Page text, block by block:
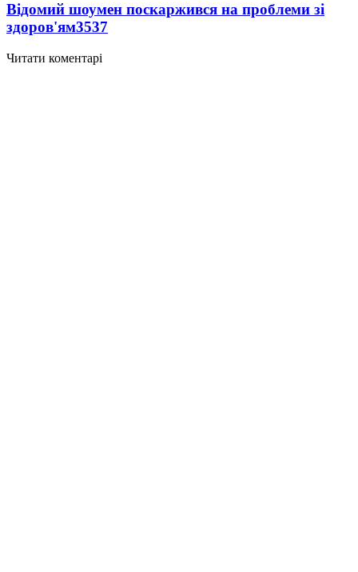
Відомий шоумен поскаржився на проблеми зі
здоров'ям3537
Читати коментарі